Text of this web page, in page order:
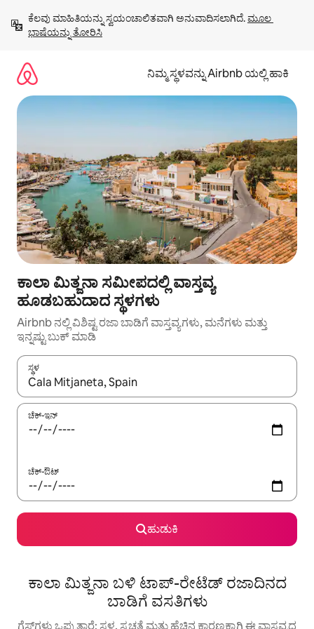
ಹೋಗಿ
ಕೆಲವು ಮಾಹಿತಿಯನ್ನು ಸ್ವಯಂಚಾಲಿತವಾಗಿ ಅನುವಾದಿಸಲಾಗಿದೆ. ಮೂಲ
ಭಾಷೆಯನ್ನು ತೋರಿಸಿ
ನಿಮ್ಮ ಸ್ಥಳವನ್ನು Airbnb ಯಲ್ಲಿ ಹಾಕಿ
ಕಾಲಾ ಮಿತ್ಜನಾ ಸಮೀಪದಲ್ಲಿ ವಾಸ್ತವ್ಯ
ಹೂಡಬಹುದಾದ ಸ್ಥಳಗಳು
Airbnb ನಲ್ಲಿ ವಿಶಿಷ್ಟ ರಜಾ ಬಾಡಿಗೆ ವಾಸ್ತವ್ಯಗಳು, ಮನೆಗಳು ಮತ್ತು
ಇನ್ನಷ್ಟು ಬುಕ್ ಮಾಡಿ
ಸ್ಥಳ
ಫಲಿತಾಂಶಗಳು ಲಭ್ಯವಿರುವಾಗ, ಅಪ್ ಮತ್ತು ಡೌನ್ ಬಾಣದ ಕೀಲಿಗಳೊಂದಿಗೆ
ಚೆಕ್-ಇನ್
ಚೆಕ್-ಔಟ್
ಹುಡುಕಿ
ಕಾಲಾ ಮಿತ್ಜನಾ ಬಳಿ ಟಾಪ್-ರೇಟೆಡ್ ರಜಾದಿನದ
ಬಾಡಿಗೆ ವಸತಿಗಳು
ಗೆಸ್ಟ್‌ಗಳು ಒಪ್ಪುತ್ತಾರೆ: ಸ್ಥಳ, ಸ್ವಚ್ಛತೆ ಮತ್ತು ಹೆಚ್ಚಿನ ಕಾರಣಕ್ಕಾಗಿ ಈ ವಾಸ್ತವ್ಯದ